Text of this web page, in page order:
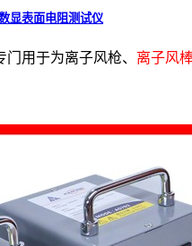
显表面电阻测试仪
用于为离子风枪、 离子风